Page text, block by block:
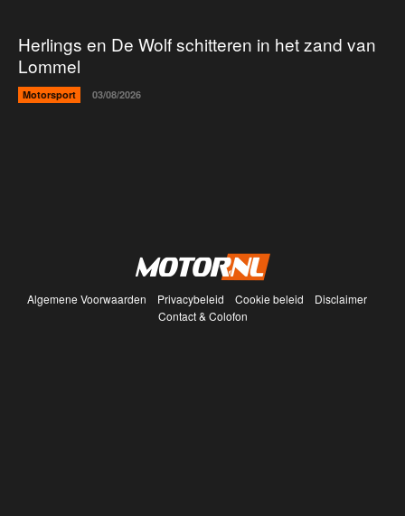
Herlings en De Wolf schitteren in het zand van
Lommel
Motorsport 03/08/2026
Algemene Voorwaarden Privacybeleid Cookie beleid
Disclaimer
Contact & Colofon